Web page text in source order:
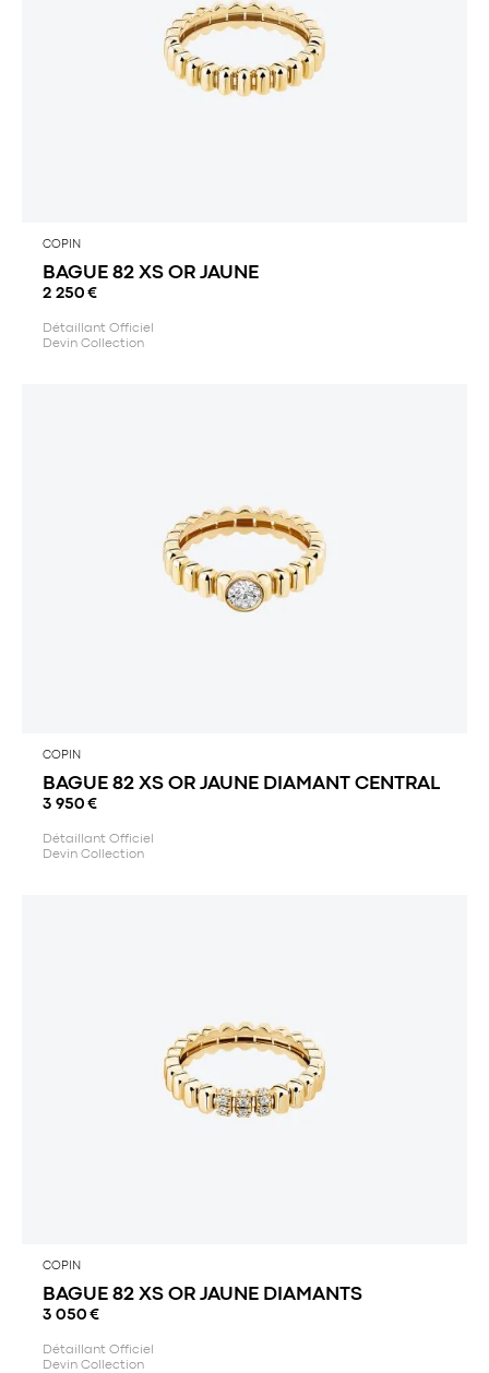
COPIN
BAGUE 82 XS OR JAUNE
2 250 €
Détaillant Officiel
Devin Collection
COPIN
BAGUE 82 XS OR JAUNE DIAMANT CENTRAL
3 950 €
Détaillant Officiel
Devin Collection
COPIN
BAGUE 82 XS OR JAUNE DIAMANTS
3 050 €
Détaillant Officiel
Devin Collection